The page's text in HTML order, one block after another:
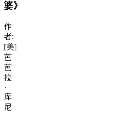
婆》
作
者:
[美]
芭
芭
拉
·
库
尼